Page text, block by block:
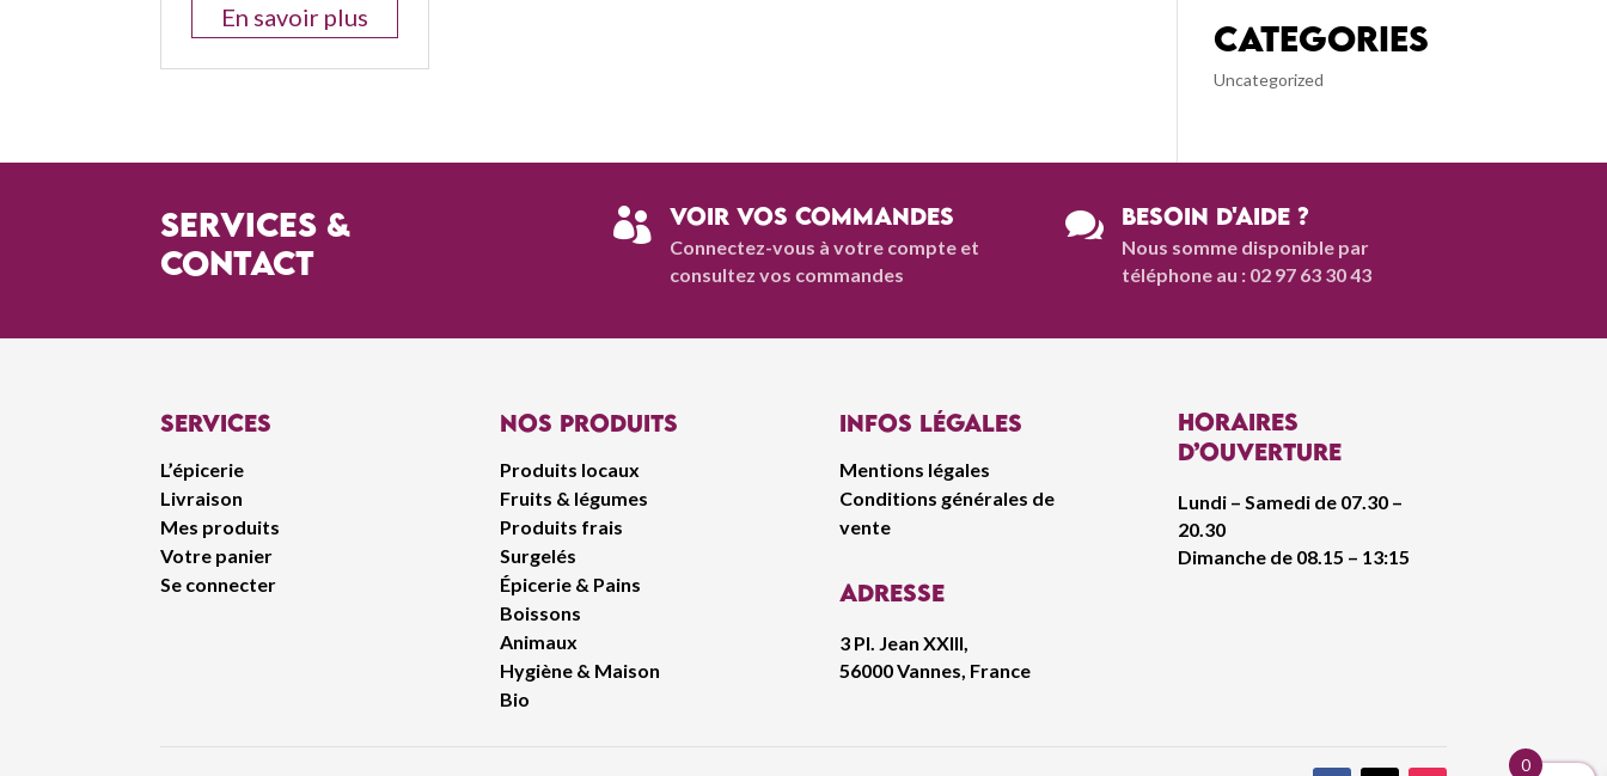
En savoir plus
Categories
Uncategorized
Services &
contact
 Voir vos commandes
Connectez-vous à votre compte et
consultez vos commandes
 Besoin d'aide ?
Nous somme disponible par
téléphone au : 02 97 63 30 43
Services
L’épicerie
Livraison
Mes produits
Votre panier
Se connecter
Nos produits
Produits locaux
Fruits & légumes
Produits frais
Surgelés
Épicerie & Pains
Boissons
Animaux
Hygiène & Maison
Bio
infos légales
Mentions légales
Conditions générales de
vente
Adresse
3 Pl. Jean XXIII,
56000 Vannes, France
Horaires
d’ouverture
Lundi – Samedi de 07.30 –
20.30
Dimanche de 08.15 – 13:15
0